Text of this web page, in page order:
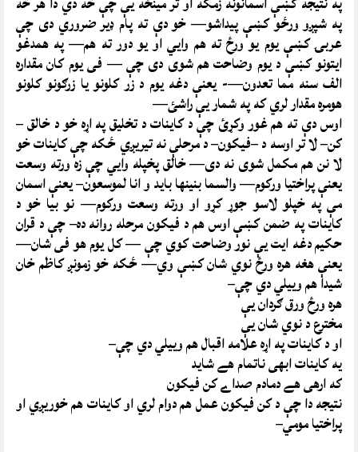
په شپږو ورځو کښې پيداشو— خو دې ته پام ډير ضروري دی چې
عربۍ کښې يوم يو ورځ ته هم وايي او يو دور ته هم— په همدغو
ايتونو کښې د يوم وضاحت هم شوی دی چې — فی يوم کان مقداره
الف سنه مما تعدون—- يعنې دغه يوم د زر کلونو يا زرګونو کلونو
هومره مقدار لري که په شمار يې راشئ—
اوس دې ته هم غور وکړئ چې د کاينات د تخليق په اړه خو د خالق –
کن– لا تر اوسه د –فيکون– د مرحلې نه تيريږي ځکه چې کاينات خو
لا نن هم مکمل شوی نه دی— خالق پخپله وايي چې زه ورته وسعت
يعنې پراختيا ورکوم— والسما بنينها بايد و انا لموسعون– يعنې اسمان
مې په خپلو لاسو جوړ کړو او ورته وسعت ورکوم— نو بيا خو د
کاينات په ضمن کښې اوس هم د فيکون مرحله روانه ده– چې د قران
حکيم دغه ايت يې نور وضاحت کوي چې — کل يوم هو فی شان—
يعنې هغه هره ورځ نوي شان کښې وي— ځکه خو زمونږ کاظم خان
شيدا هم وييلي دي چې–
هره ورځ ورق ګردان يې
مخترع د نوي شان يې
او د کاينات په اړه علامه اقبال هم وييلي دي چې–
يه کاينات ابهی ناتمام هے شايد
که ارهی هے دمادم صداے کن فيکون
نتيجه دا چې د کن فيکون عمل هم دوام لري او کاينات هم خوريږي او
پراختيا مومي–